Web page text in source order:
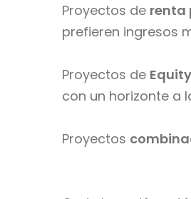
Proyectos de renta
prefieren ingresos
Proyectos de Equity
con un horizonte a
Proyectos